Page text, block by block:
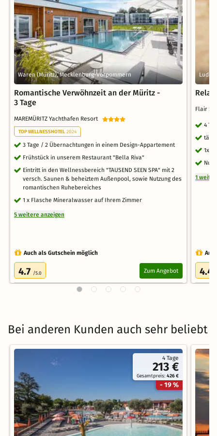
Waren (Müritz), Mecklenburg-Vorpommern
Romantische Verwöhnzeit an der Müritz -
3 Tage
MAREMÜRITZ Yachthafen Resort
TOP WELLNESSHOTEL 2024
3 Tage / 2 Übernachtungen in einem Design-Appartement
Frühstück in unserem Restaurant "Bella Riva"
Eintritt in den Wellnessbereich "TAUSEND SEEN SPA" mit 2
versch. Saunen & beheiztem Außenpool, sowie Nutzung des
romantischen Ruhebereiches
1 x Flasche Mineralwasser auf Ihrem Zimmer
5 weitere anzeigen
Auch als Gutschein möglich
4.7 /5.0 Zum Angebot
Flair
4
1x
1
4.4
Bei anderen Kunden auch sehr beliebt
4 Tage
213 €
Gesamtpreis:426 €
- 19 %